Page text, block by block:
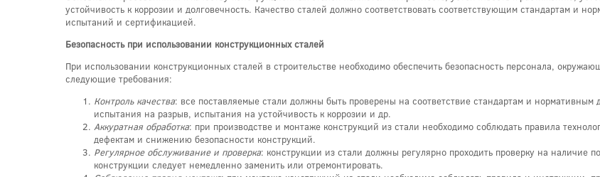
устойчивость к коррозии и долговечность. Качество сталей должно соответствовать соответствующим стандартам и
испытаний и сертификацией.
Безопасность при использовании конструкционных сталей
При использовании конструкционных сталей в строительстве необходимо обеспечить безопасность персонала,
следующие требования:
Контроль качества: все поставляемые стали должны быть проверены на соответствие стандартам и нормативным
испытания на разрыв, испытания на устойчивость к коррозии и др.
Аккуратная обработка: при производстве и монтаже конструкций из стали необходимо соблюдать правила
дефектам и снижению безопасности конструкций.
Регулярное обслуживание и проверка: конструкции из стали должны регулярно проходить проверку на
конструкции следует немедленно заменить или отремонтировать.